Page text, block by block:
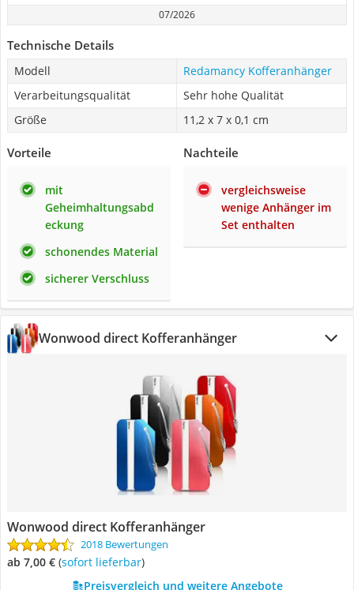
07/2026
Technische Details
Modell
Redamancy Kofferanhänger
Verarbeitungsqualität
Sehr hohe Qualität
Größe
11,2 x 7 x 0,1 cm
Vorteile
mit
Geheimhaltungsabd
eckung
schonendes Material
sicherer Verschluss
Nachteile
vergleichsweise
wenige Anhänger im
Set enthalten
Wonwood direct Kofferanhänger
Wonwood direct Kofferanhänger
2018 Bewertungen
ab 7,00 € ( Sofort lieferbar)
Preisvergleich und weitere Angebote